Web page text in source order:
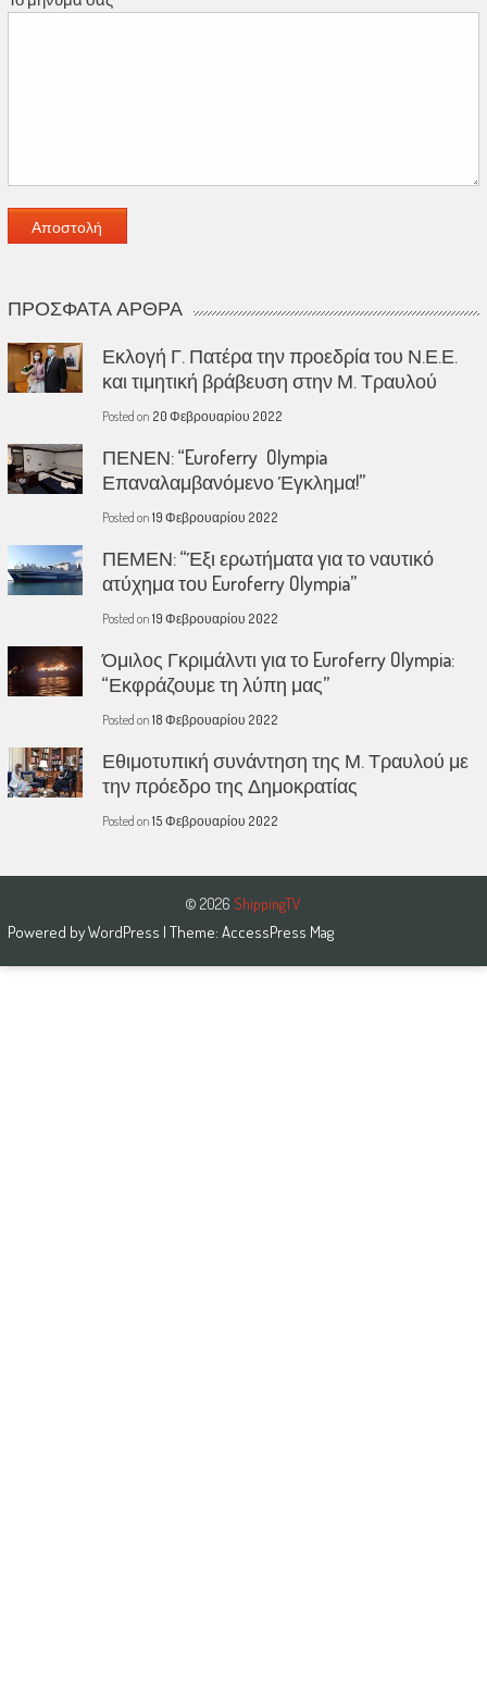
ΠΡΌΣΦΑΤΑ ΆΡΘΡΑ
Εκλογή Γ. Πατέρα την προεδρία του Ν.Ε.Ε.
και τιμητική βράβευση στην Μ. Τραυλού
Posted on 20 Φεβρουαρίου 2022
ΠΕΝΕΝ: “Euroferry Olympia
Επαναλαμβανόμενο Έγκλημα!”
Posted on 19 Φεβρουαρίου 2022
ΠΕΜΕΝ: “Έξι ερωτήματα για το ναυτικό
ατύχημα του Euroferry Olympia”
Posted on 19 Φεβρουαρίου 2022
Όμιλος Γκριμάλντι για το Euroferry Olympia:
“Εκφράζουμε τη λύπη μας”
Posted on 18 Φεβρουαρίου 2022
Εθιμοτυπική συνάντηση της Μ. Τραυλού με
την πρόεδρο της Δημοκρατίας
Posted on 15 Φεβρουαρίου 2022
© 2026 ShippingTV
Powered byWordPress | Theme: AccessPress Mag